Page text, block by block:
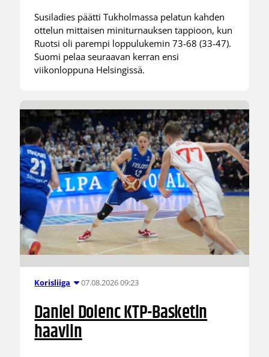
Susiladies päätti Tukholmassa pelatun kahden
ottelun mittaisen miniturnauksen tappioon, kun
Ruotsi oli parempi loppulukemin 73-68 (33-47).
Suomi pelaa seuraavan kerran ensi
viikonloppuna Helsingissä.
Korisliiga 07.08.2026 09:23
Daniel Dolenc KTP-Basketin
haaviin